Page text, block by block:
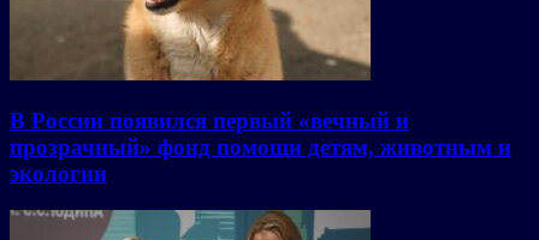
В России появился первый «вечный и
прозрачный» фонд помощи детям, животным и
экологии